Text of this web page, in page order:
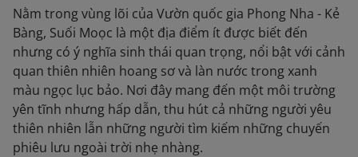
Nằm trong vùng lõi của Vườn quốc gia Phong Nha - Kẻ
Bàng, Suối Moọc là một địa điểm ít được biết đến
nhưng có ý nghĩa sinh thái quan trọng, nổi bật với cảnh
quan thiên nhiên hoang sơ và làn nước trong xanh
màu ngọc lục bảo. Nơi đây mang đến một môi trường
yên tĩnh nhưng hấp dẫn, thu hút cả những người yêu
thiên nhiên lẫn những người tìm kiếm những chuyến
phiêu lưu ngoài trời nhẹ nhàng.